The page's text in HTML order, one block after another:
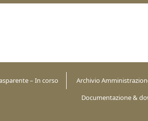
– In corso Archivio
Documentazione &